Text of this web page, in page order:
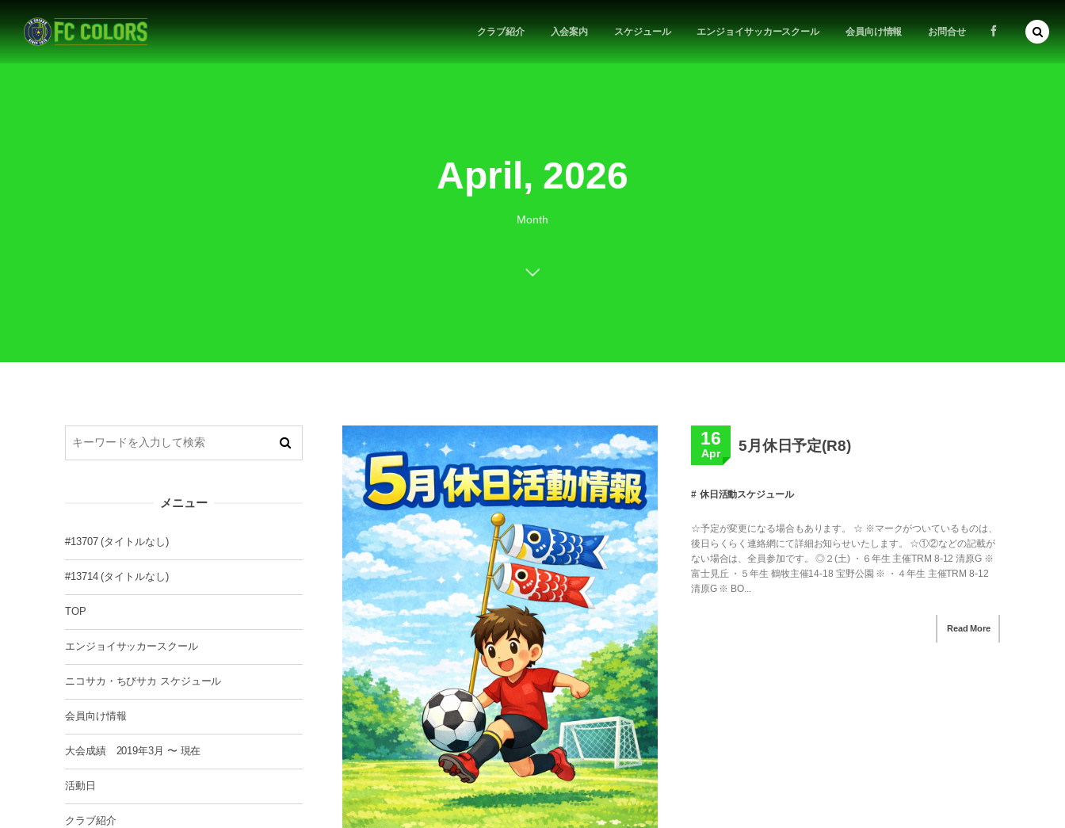
クラブ紹介 入会案内 スケジュール エンジョイサッカースクール 会員向け情報 お問合せ
April, 2026
Month
16
Apr 5月休日予定(R8)
休日活動スケジュール
☆予定が変更になる場合もあります。 ☆ ※マークがついているものは、
後日らくらく連絡網にて詳細お知らせいたします。 ☆①②などの記載が
ない場合は、全員参加です。 ◎２(土) ・６年生 主催TRM 8-12 清原G ※
富士見丘 ・５年生 鶴牧主催14-18 宝野公園 ※ ・４年生 主催TRM 8-12
清原G ※ BO...
Read More
メニュー
#13707 (タイトルなし)
#13714 (タイトルなし)
TOP
エンジョイサッカースクール
ニコサカ・ちびサカ スケジュール
会員向け情報
大会成績 2019年3月 〜 現在
活動日
クラブ紹介